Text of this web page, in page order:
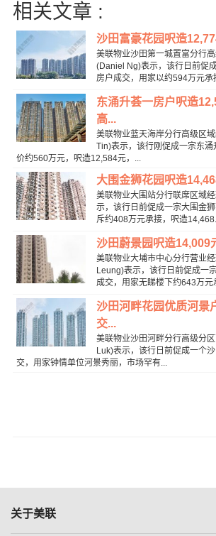
相关文章 :
沙田富豪花园呎造
美联物业沙田第一城置富分行
(Daniel Ng)表示，该行日前促
房户成交，用家以约594万元承
东涌升荟一房户呎造
高...
美联物业蓝天海岸分行高级区
Tin)表示，该行刚促成一宗东
价约560万元，呎造12,584元，...
大围金狮花园呎造
美联物业大围站分行联席区域
示，该行日前促成一宗大围金
斥约408万元承接，呎造
沙田蔚景园呎造14,009
美联物业大埔市中心分行营业
Leung)表示，该行日前促成一
成交，用家无睇楼下约643万元
沙田河畔花园优质河景
交...
美联物业沙田河畔分行高级分
Luk)表示，该行日前促成一个
交，用家钟情单位河景秀丽，市场罕有...
关于美联